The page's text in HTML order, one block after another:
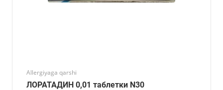
Allergiyaga qarshi
ЛОРАТАДИН 0,01 таблетки N30